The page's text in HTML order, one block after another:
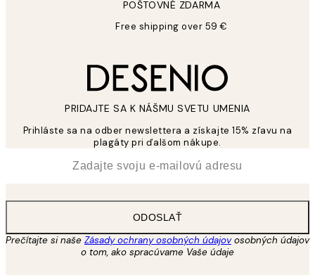
POŠTOVNÉ ZDARMA
Free shipping over 59 €
PRIDAJTE SA K NÁŠMU SVETU UMENIA
Prihláste sa na odber newslettera a získajte 15% zľavu na
plagáty pri ďalšom nákupe.
ODOSLAŤ
Prečítajte si naše Zásady ochrany osobných údajovosobných údajov
o tom, ako spracúvame Vaše údaje